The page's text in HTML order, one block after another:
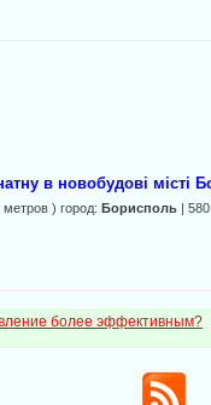
в новобудові місті
) город: Борисполь| 580
более эффективным?